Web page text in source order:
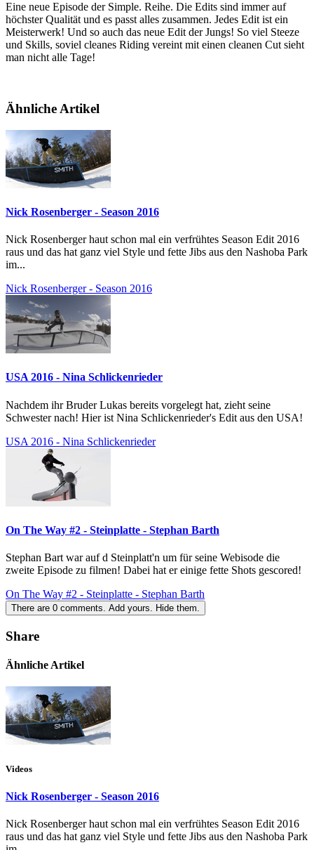
Eine neue Episode der Simple. Reihe. Die Edits sind immer auf
höchster Qualität und es passt alles zusammen. Jedes Edit ist ein
Meisterwerk! Und so auch das neue Edit der Jungs! So viel Steeze
und Skills, soviel cleanes Riding vereint mit einen cleanen Cut sieht
man nicht alle Tage!
Ähnliche Artikel
Nick Rosenberger - Season 2016
Nick Rosenberger haut schon mal ein verfrühtes Season Edit 2016
raus und das hat ganz viel Style und fette Jibs aus den Nashoba Park
im...
Nick Rosenberger - Season 2016
USA 2016 - Nina Schlickenrieder
Nachdem ihr Bruder Lukas bereits vorgelegt hat, zieht seine
Schwester nach! Hier ist Nina Schlickenrieder's Edit aus den USA!
USA 2016 - Nina Schlickenrieder
On The Way #2 - Steinplatte - Stephan Barth
Stephan Bart war auf d Steinplatt'n um für seine Webisode die
zweite Episode zu filmen! Dabei hat er einige fette Shots gescored!
On The Way #2 - Steinplatte - Stephan Barth
There are 0 comments. Add yours. Hide them.
Share
Ähnliche Artikel
Videos
Nick Rosenberger - Season 2016
Nick Rosenberger haut schon mal ein verfrühtes Season Edit 2016
raus und das hat ganz viel Style und fette Jibs aus den Nashoba Park